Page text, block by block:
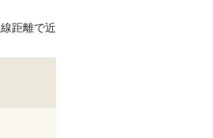
距離で近